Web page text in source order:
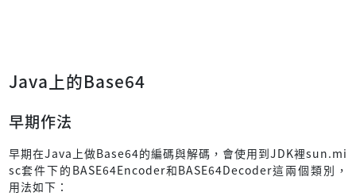
Java上的Base64
早期作法
早期在Java上做Base64的編碼與解碼，會使用到JDK裡sun.mi
sc套件下的BASE64Encoder和BASE64Decoder這兩個類別，
用法如下：